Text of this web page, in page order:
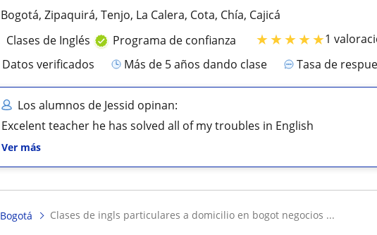
Bogotá, Zipaquirá, Tenjo, La Calera, Cota, Chía, Cajicá
Clases de Inglés
Programa de confianza ★★★★★1
Datos verificados
más de 5 años dando clase Tasa de
Los alumnos de Jessid opinan:
Excelent teacher he has solved all of my troubles in English
Ver más
Bogotá clases de ingls particulares a domicilio en bogot negocios ...